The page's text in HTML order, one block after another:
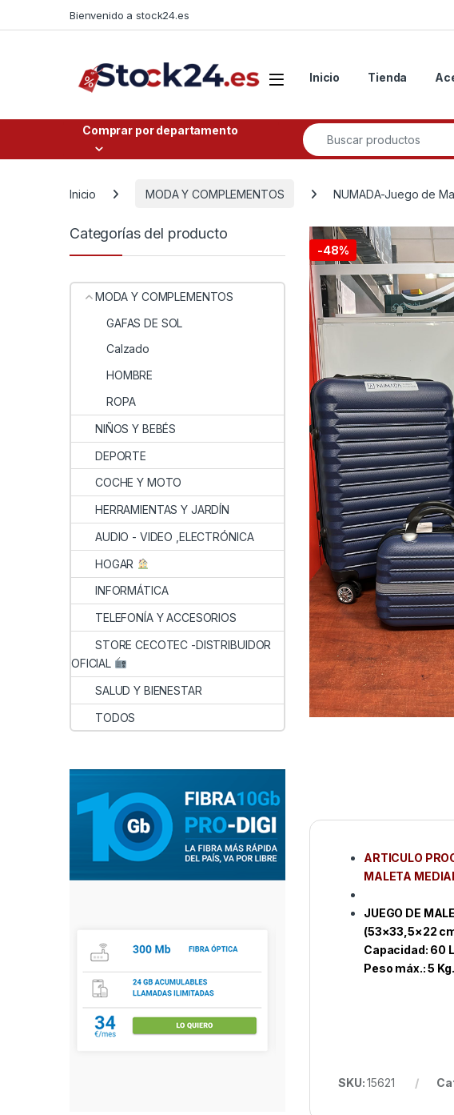
Bienvenido a stock24.es
Open Inicio Tienda
Comprar por departamento Buscar por:
Inicio MODA Y COMPLEMENTOS NUMADA-Juego de
-48%
ARTICULO
MALETA
JUEGO DE
(53×33,5×22
Capacidad: 60
Peso máx.: 5
SKU:15621
Categorías del producto
MODA Y COMPLEMENTOS
GAFAS DE SOL
Calzado
HOMBRE
ROPA
NIÑOS Y BEBÉS
DEPORTE
COCHE Y MOTO
HERRAMIENTAS Y JARDÍN
AUDIO - VIDEO ,ELECTRÓNICA
HOGAR
INFORMÁTICA
TELEFONÍA Y ACCESORIOS
STORE CECOTEC -DISTRIBUIDOR
OFICIAL
SALUD Y BIENESTAR
TODOS